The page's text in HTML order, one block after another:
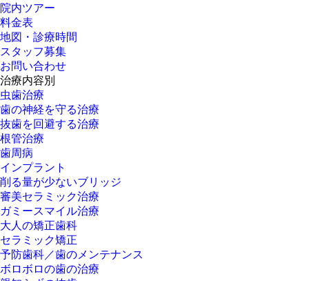
院内ツアー
料金表
地図・診療時間
スタッフ募集
お問い合わせ
治療内容別
虫歯治療
歯の神経を守る治療
抜歯を回避する治療
根管治療
歯周病
インプラント
削る量が少ないブリッジ
審美セラミック治療
ガミースマイル治療
大人の矯正歯科
セラミック矯正
予防歯科／歯のメンテナンス
ボロボロの歯の治療